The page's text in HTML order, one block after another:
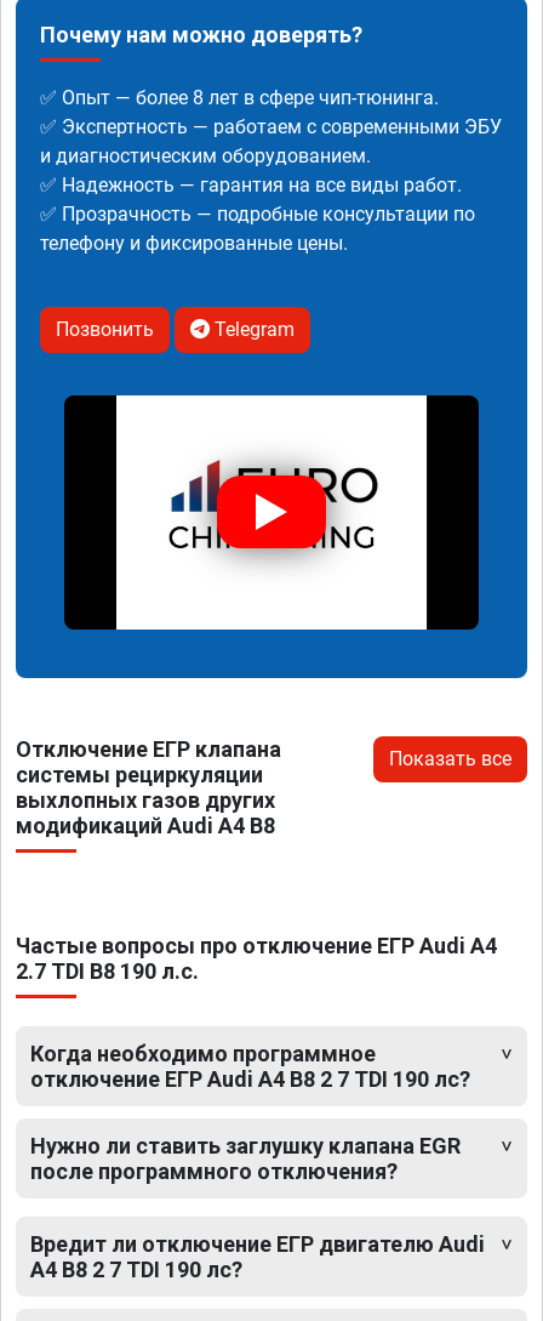
Почему нам можно доверять?
✅ Опыт — более 8 лет в сфере чип-тюнинга.
✅ Экспертность — работаем с современными ЭБУ
и диагностическим оборудованием.
✅ Надежность — гарантия на все виды работ.
✅ Прозрачность — подробные консультации по
телефону и фиксированные цены.
Позвонить Telegram
Отключение ЕГР клапана
системы рециркуляции
выхлопных газов других
модификаций Audi A4 B8
Показать все
Частые вопросы про отключение ЕГР Audi A4
2.7 TDI B8 190 л.с.
Когда необходимо программное
отключение ЕГР Audi A4 B8 2 7 TDI 190 лс?
Нужно ли ставить заглушку клапана EGR
после программного отключения?
Вредит ли отключение ЕГР двигателю Audi
A4 B8 2 7 TDI 190 лс?